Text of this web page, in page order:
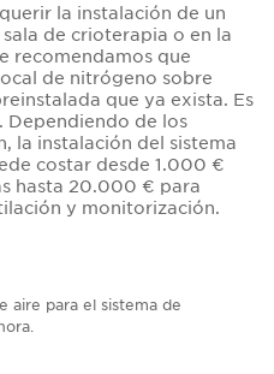
la instalación de un
de crioterapia o en la
recomendamos que
de nitrógeno sobre
que ya exista. Es
Dependiendo de los
la instalación del sistema
costar desde 1.000 €
hasta 20.000 € para
y monitorización.
aire para el sistema de